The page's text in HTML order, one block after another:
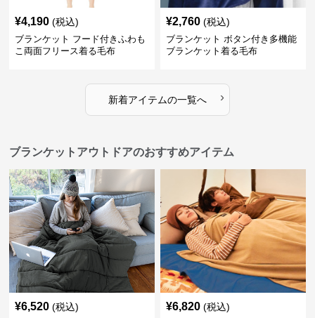
¥4,190 (税込)
ブランケット フード付きふわも
こ両面フリース着る毛布
¥2,760 (税込)
ブランケット ボタン付き多機能
ブランケット着る毛布
新着アイテムの一覧へ ›
ブランケットアウトドアのおすすめアイテム
¥6,520 (税込) ¥6,820 (税込)